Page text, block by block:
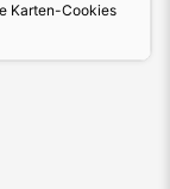
Karten-Cookies